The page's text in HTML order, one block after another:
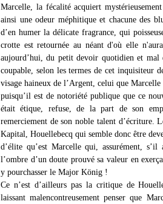
Marcelle, la fécalité acquiert
ainsi une odeur méphitique et chacune des
d’en humer la délicate fragrance, qui
crotte est retournée au néant d'où elle
aujourd’hui, du petit devoir quotidien et mal
coupable, selon les termes de cet inquisiteur
visage haineux de l’Argent, celui que
puisqu’il est de notoriété publique que ce
était étique, refuse, de la part de son
remerciement de son noble talent d’écriture.
Kapital, Houellebecq qui semble donc être
d’élite qu’est Marcelle qui, assurément,
l’ombre d’un doute prouvé sa valeur en
y pourchasser le Major König !
Ce n’est d’ailleurs pas la critique de
laissant malencontreusement penser que